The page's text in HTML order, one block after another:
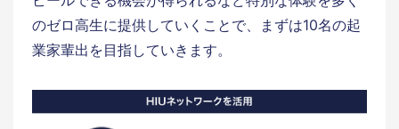
のゼロ高生に提供していくことで、まずは10名の起
業家輩出を目指していきます。